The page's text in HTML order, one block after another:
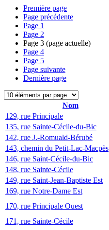
Première page
Page précédente
Page 1
Page 2
Page 3 (page actuelle)
Page 4
Page 5
Page suivante
Dernière page
Nom
129, rue Principale
135, rue Sainte-Cécile-du-Bic
142, rue J.-Romuald-Bérubé
143, chemin du Petit-Lac-Macpès
146, rue Saint-Cécile-du-Bic
148, rue Sainte-Cécile
149, rue Saint-Jean-Baptiste Est
169, rue Notre-Dame Est
170, rue Principale Ouest
171, rue Sainte-Cécile